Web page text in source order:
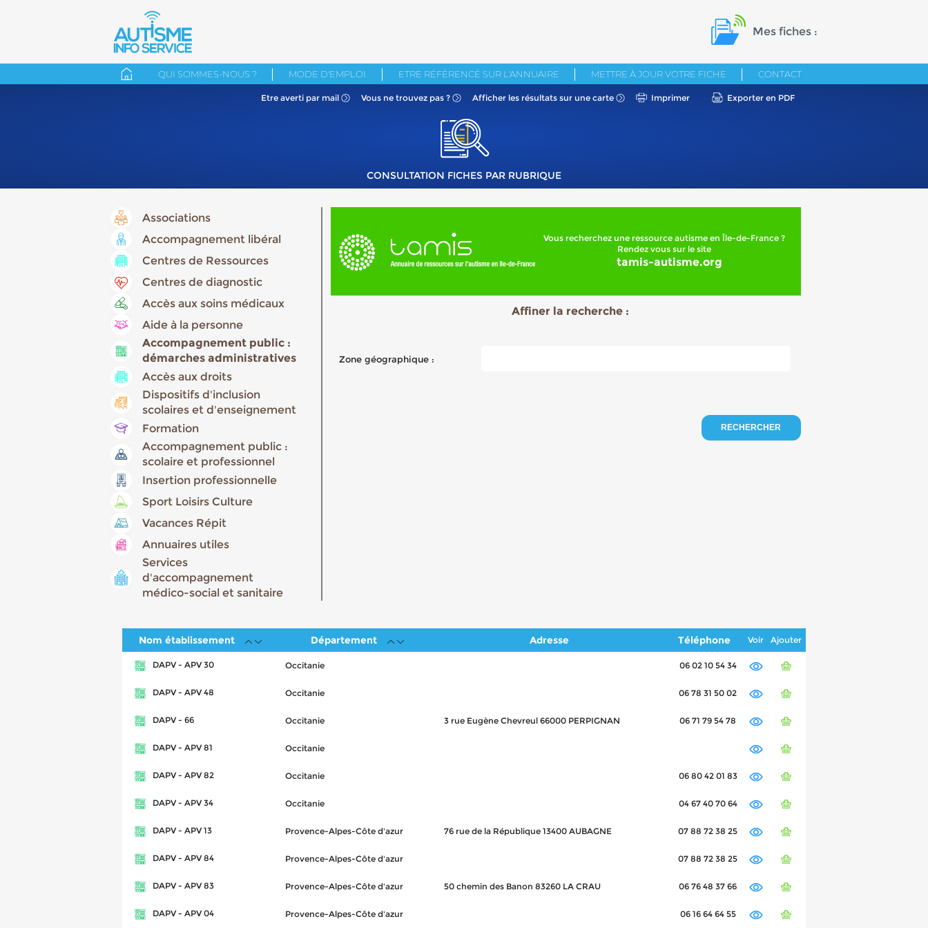
Mes fiches :
QUI SOMMES-NOUS ? MODE D'EMPLOI ETRE RÉFÉRENCÉ SUR L'ANNUAIRE METTRE À JOUR VOTRE FICHE CONTACT
Etre averti par mail Vous ne trouvez pas ? Afficher les résultats sur une carte Imprimer Exporter en PDF
CONSULTATION FICHES PAR RUBRIQUE
Associations
Accompagnement libéral
Centres de Ressources
Centres de diagnostic
Accès aux soins médicaux
Aide à la personne
Accompagnement public :
démarches administratives
Accès aux droits
Dispositifs d'inclusion
scolaires et d'enseignement
Formation
Accompagnement public :
scolaire et professionnel
Insertion professionnelle
Sport Loisirs Culture
Vacances Répit
Annuaires utiles
Services
d'accompagnement
médico-social et sanitaire
Vous recherchez une ressource autisme en Île-de-France ?
Rendez vous sur le site
tamis-autisme.org
Affiner la recherche :
Zone géographique :
RECHERCHER
Nom établissement Département Adresse Téléphone Voir Ajouter
DAPV - APV 30 Occitanie 06 02 10 54 34
DAPV - APV 48 Occitanie 06 78 31 50 02
DAPV - 66 Occitanie 3 rue Eugène Chevreul 66000 PERPIGNAN 06 71 79 54 78
DAPV - APV 81 Occitanie
DAPV - APV 82 Occitanie 06 80 42 01 83
DAPV - APV 34 Occitanie 04 67 40 70 64
DAPV - APV 13 Provence-Alpes-Côte d'azur 76 rue de la République 13400 AUBAGNE 07 88 72 38 25
DAPV - APV 84 Provence-Alpes-Côte d'azur 07 88 72 38 25
DAPV - APV 83 Provence-Alpes-Côte d'azur 50 chemin des Banon 83260 LA CRAU 06 76 48 37 66
DAPV - APV 04 Provence-Alpes-Côte d'azur 06 16 64 64 55